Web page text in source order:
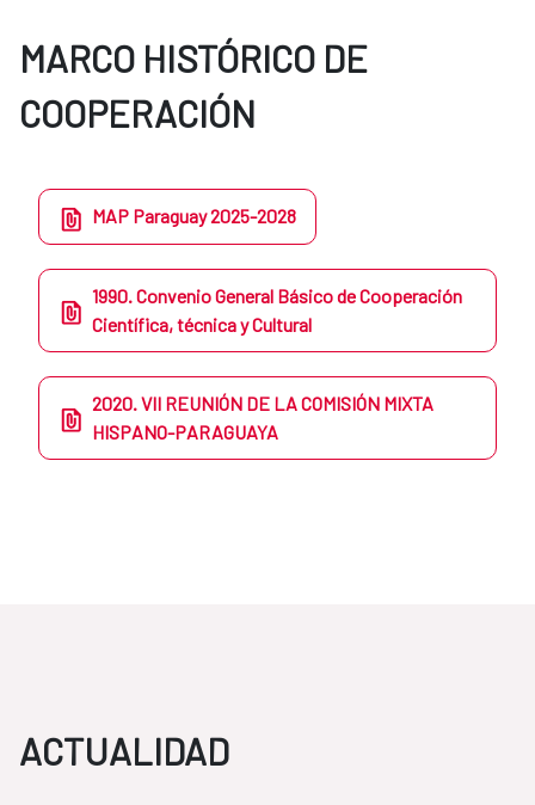
MARCO HISTÓRICO DE
COOPERACIÓN
MAP Paraguay 2025-2028
1990. Convenio General Básico de Cooperación
Científica, técnica y Cultural
2020. VII REUNIÓN DE LA COMISIÓN MIXTA
HISPANO-PARAGUAYA
ACTUALIDAD